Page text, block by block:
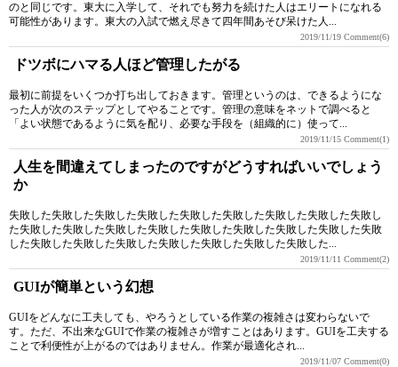
のと同じです。東大に入学して、それでも努力を続けた人はエリートになれる
可能性があります。東大の入試で燃え尽きて四年間あそび呆けた人...
2019/11/19 Comment(6)
ドツボにハマる人ほど管理したがる
最初に前提をいくつか打ち出しておきます。管理というのは、できるようにな
った人が次のステップとしてやることです。管理の意味をネットで調べると
「よい状態であるように気を配り、必要な手段を（組織的に）使って...
2019/11/15 Comment(1)
人生を間違えてしまったのですがどうすればいいでしょう
か
失敗した失敗した失敗した失敗した失敗した失敗した失敗した失敗した失敗し
た失敗した失敗した失敗した失敗した失敗した失敗した失敗した失敗した失敗
した失敗した失敗した失敗した失敗した失敗した失敗した失敗した...
2019/11/11 Comment(2)
GUIが簡単という幻想
GUIをどんなに工夫しても、やろうとしている作業の複雑さは変わらないで
す。ただ、不出来なGUIで作業の複雑さが増すことはあります。GUIを工夫する
ことで利便性が上がるのではありません。作業が最適化され...
2019/11/07 Comment(0)